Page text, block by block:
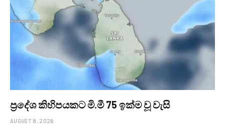
ප්‍රදේශ කිහිපයකට මි.මී 75 ඉක්ම වූ වැසි
AUGUST 8, 2026